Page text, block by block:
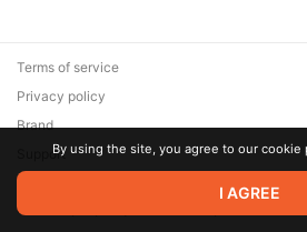
© 2026 Zaya Solutions Limited. All rights
are the property of their respective
Terms of service
Privacy policy
Brand
SupportBy using the site, you agree to our cookie
I AGREE